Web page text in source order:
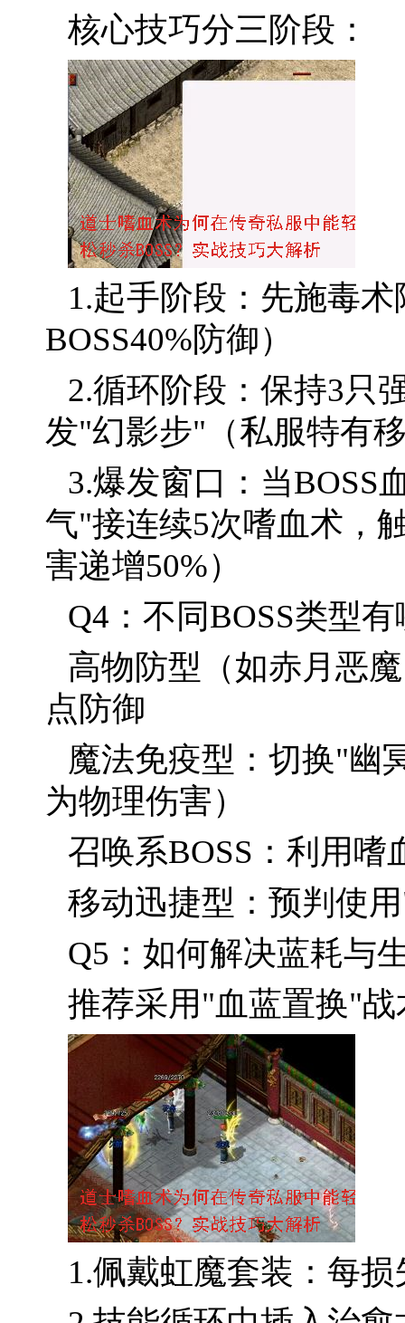
核心技巧分三阶段：
1.起手阶段：先施毒
BOSS40%防御）
2.循环阶段：保持3只
发"幻影步"（私服特有
3.爆发窗口：当BOSS
气"接连续5次嗜血术，
害递增50%）
Q4：不同BOSS类型
高物防型（如赤月恶
点防御
魔法免疫型：切换"幽
为物理伤害）
召唤系BOSS：利用
移动迅捷型：预判使
Q5：如何解决蓝耗与
推荐采用"血蓝置换"战
1.佩戴虹魔套装：每